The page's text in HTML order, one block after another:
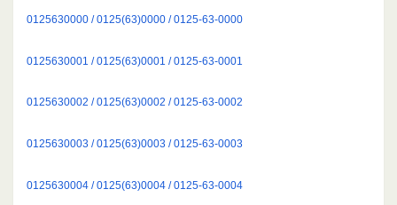
0125630000 / 0125(63)0000 / 0125-63-0000
0125630001 / 0125(63)0001 / 0125-63-0001
0125630002 / 0125(63)0002 / 0125-63-0002
0125630003 / 0125(63)0003 / 0125-63-0003
0125630004 / 0125(63)0004 / 0125-63-0004